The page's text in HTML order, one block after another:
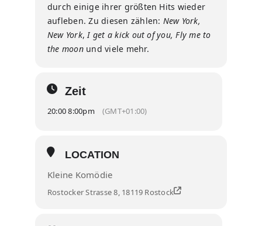
durch einige ihrer größten Hits wieder
aufleben. Zu diesen zählen: New York,
New York, I get a kick out of you, Fly me to
the moonund viele mehr.
Zeit
20:00 8:00pm (GMT+01:00)
LOCATION
Kleine Komödie
Rostocker Strasse 8, 18119 Rostock